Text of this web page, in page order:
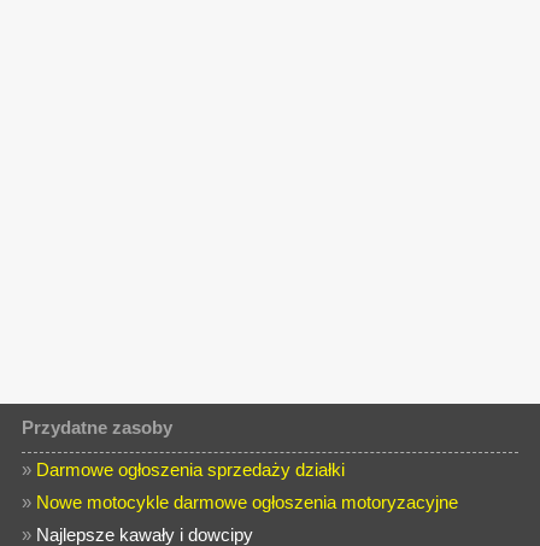
Przydatne zasoby
» Darmowe ogłoszenia sprzedaży działki
» Nowe motocykle darmowe ogłoszenia motoryzacyjne
» Najlepsze kawały i dowcipy